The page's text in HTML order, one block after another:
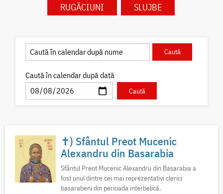
RUGĂCIUNI
SLUJBE
Caută în calendar după dată
✝) Sfântul Preot Mucenic
Alexandru din Basarabia
Sfântul Preot Mucenic Alexandru din Basarabia a
fost unul dintre cei mai reprezentativi clerici
basarabeni din perioada interbelică.